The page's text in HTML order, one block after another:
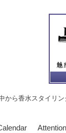
から香水スタイリ
Attention